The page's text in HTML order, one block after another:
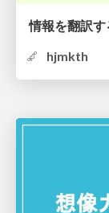
hjmkth